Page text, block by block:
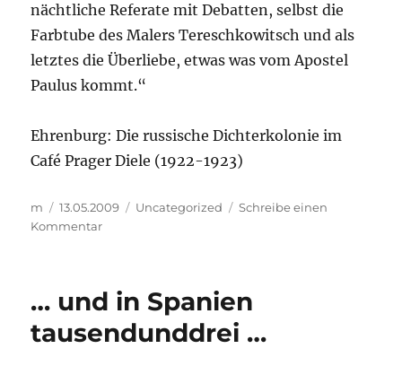
nächtliche Referate mit Debatten, selbst die
Farbtube des Malers Tereschkowitsch und als
letztes die Überliebe, etwas was vom Apostel
Paulus kommt.“
Ehrenburg: Die russische Dichterkolonie im
Café Prager Diele (1922-1923)
Autor
m
Veröffentlicht
am
13.05.2009 Kategorien
Uncategorized
Schreibe einen
Kommentarzu
…
… und in Spanien
tausendunddrei …